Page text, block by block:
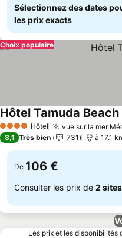
Sélectionnez des dates
les prix exacts
Choix populaire
4 Étoiles Hôtel vue sur la mer
Hôtel Tamuda Beach
8,1 Très bien 731 à 17.1
De 106 €
Consulter les prix de 2 sites
Les prix et les disponibilités